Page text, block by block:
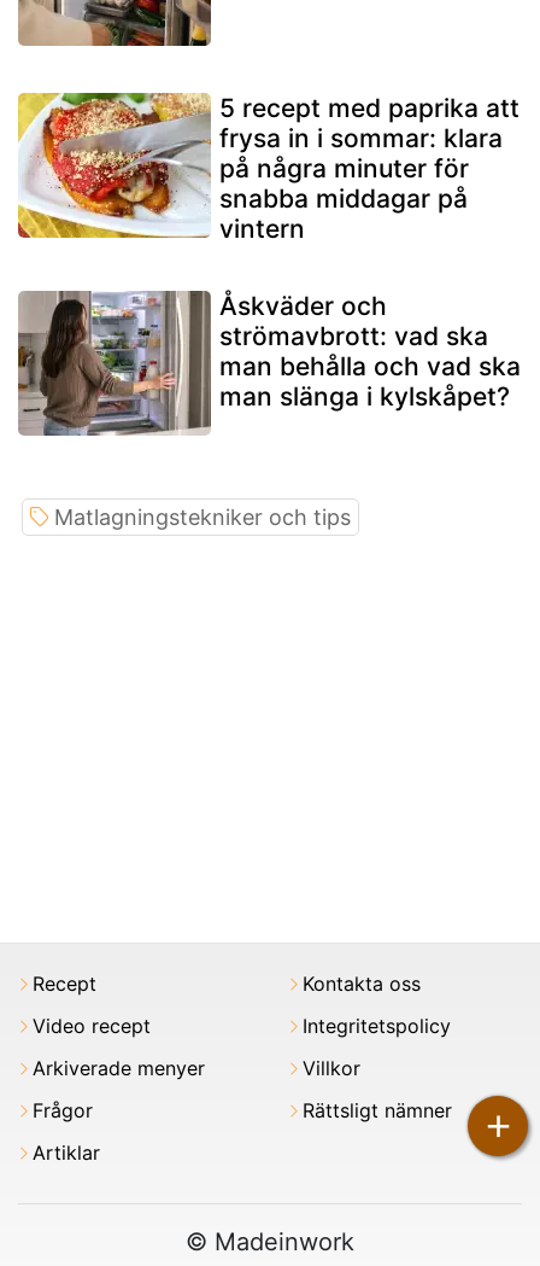
5 recept med paprika att
frysa in i sommar: klara
på några minuter för
snabba middagar på
vintern
Åskväder och
strömavbrott: vad ska
man behålla och vad ska
man slänga i kylskåpet?
+
Matlagningstekniker och tips
Recept
Video recept
Arkiverade menyer
Frågor
Artiklar
Kontakta oss
Integritetspolicy
Villkor
Rättsligt nämner
© Madeinwork